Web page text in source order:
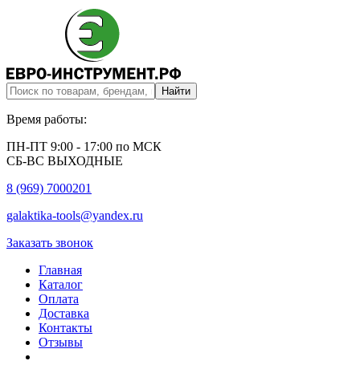
Время работы:
ПН-ПТ 9:00 - 17:00 по МСК
СБ-ВС ВЫХОДНЫЕ
8 (969) 7000201
galaktika-tools@yandex.ru
Заказать звонок
Главная
Каталог
Оплата
Доставка
Контакты
Отзывы